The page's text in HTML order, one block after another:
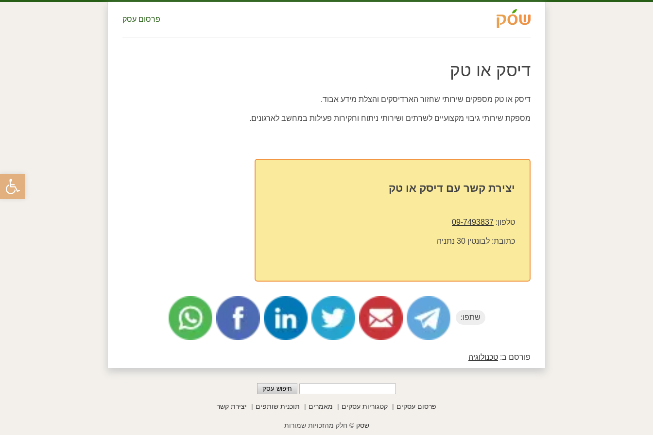
פתח
פרסום עסק
דיסק או טק
דיסק או טק מספקים שירותי שחזור הארדיסקים והצלת מידע אבוד.
מספקת שירותי גיבוי מקצועיים לשרתים ושירותי ניתוח וחקירות פעילות במחשב לארגונים.
יצירת קשר עם דיסק או טק
טלפון: 09-7493837
כתובת: לבונטין 30 נתניה
שתפו:
פורסם ב: טכנולוגיה
פרסום עסקים קטגוריות עסקים מאמרים תוכנית שותפים יצירת קשר
שסק © חלק מהזכויות שמורות